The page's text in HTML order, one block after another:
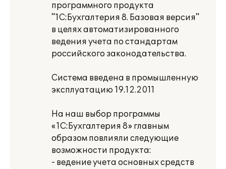
программного продукта
"1С:Бухгалтерия 8. Базовая версия"
в целях автоматизированного
ведения учета по стандартам
российского законодательства.
Система введена в промышленную
эксплуатацию 19.12.2011
На наш выбор программы
«1С:Бухгалтерия 8» главным
образом повлияли следующие
возможности продукта:
- ведение учета основных средств